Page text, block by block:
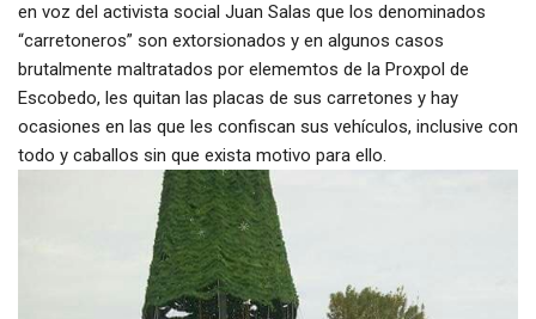
en voz del activista social Juan Salas que los denominados
“carretoneros” son extorsionados y en algunos casos
brutalmente maltratados por elememtos de la Proxpol de
Escobedo, les quitan las placas de sus carretones y hay
ocasiones en las que les confiscan sus vehículos, inclusive con
todo y caballos sin que exista motivo para ello.